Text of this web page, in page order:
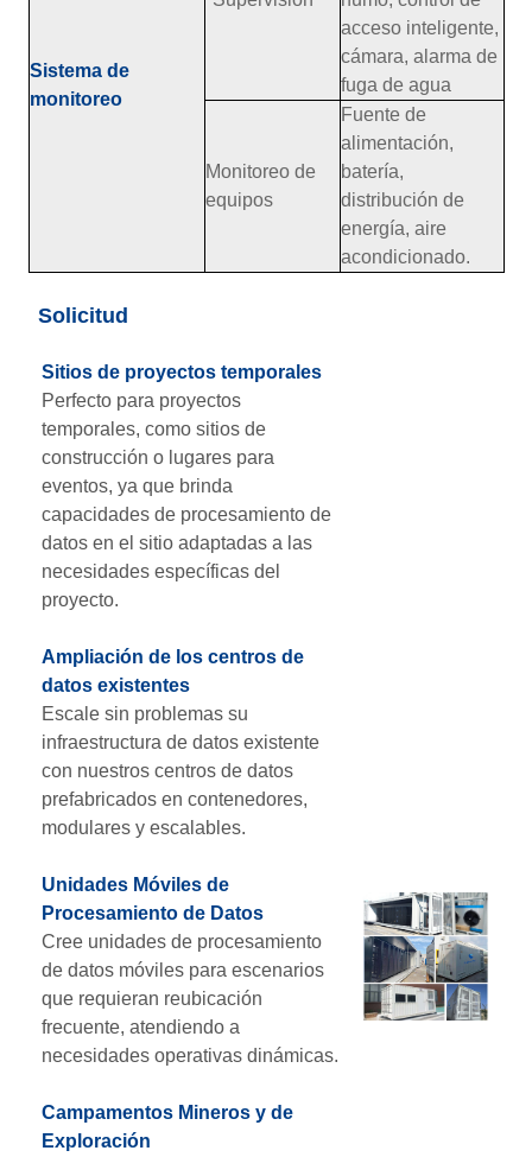
Sistema de
monitoreo
acceso inteligente,
cámara, alarma de
fuga de agua
Monitoreo de
equipos
Fuente de
alimentación,
batería,
distribución de
energía, aire
acondicionado.
Solicitud
Sitios de proyectos temporales
Perfecto para proyectos
temporales, como sitios de
construcción o lugares para
eventos, ya que brinda
capacidades de procesamiento de
datos en el sitio adaptadas a las
necesidades específicas del
proyecto.
Ampliación de los centros de
datos existentes
Escale sin problemas su
infraestructura de datos existente
con nuestros centros de datos
prefabricados en contenedores,
modulares y escalables.
Unidades Móviles de
Procesamiento de Datos
Cree unidades de procesamiento
de datos móviles para escenarios
que requieran reubicación
frecuente, atendiendo a
necesidades operativas dinámicas.
Campamentos Mineros y de
Exploración